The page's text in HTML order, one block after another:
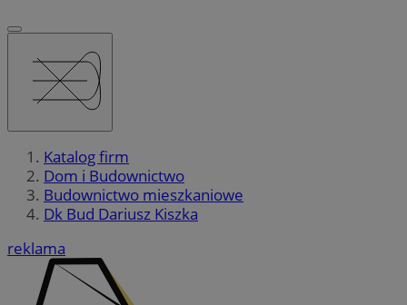
Katalog firm
Dom i Budownictwo
Budownictwo mieszkaniowe
Dk Bud Dariusz Kiszka
reklama